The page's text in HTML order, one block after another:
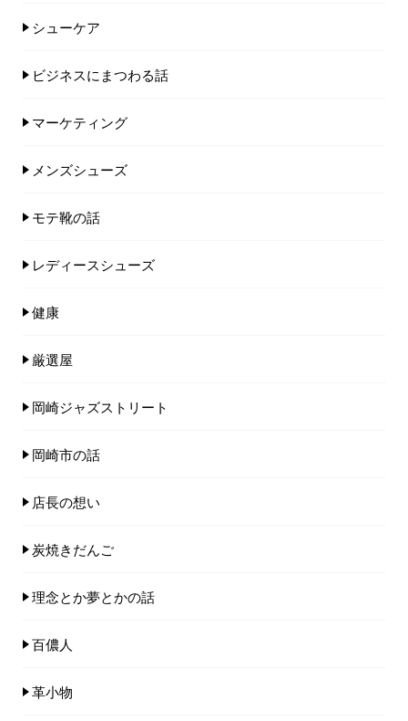
シューケア
ビジネスにまつわる話
マーケティング
メンズシューズ
モテ靴の話
レディースシューズ
健康
厳選屋
岡崎ジャズストリート
岡崎市の話
店長の想い
炭焼きだんご
理念とか夢とかの話
百儂人
革小物